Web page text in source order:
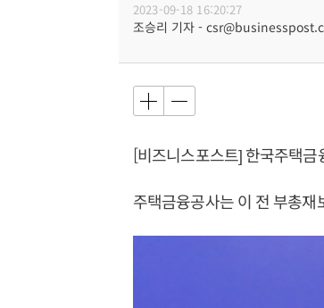
2023-09-18 16:20:27
조승리 기자 -
[비즈니스포스트] 한국주택
주택금융공사는 이 전 부총